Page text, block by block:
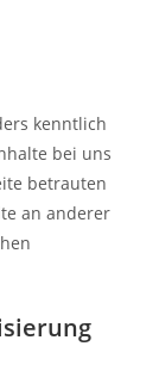
kenntlich
bei uns
betrauten
an anderer